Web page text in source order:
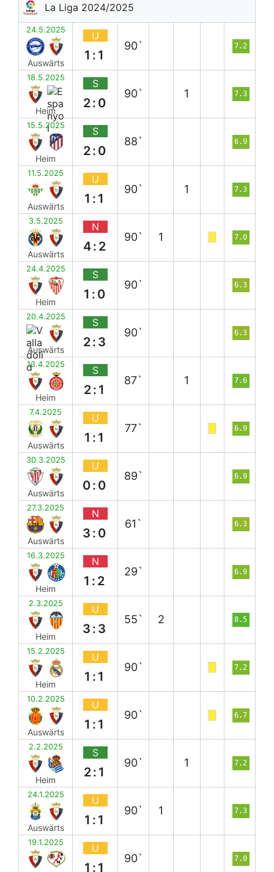
La Liga 2024/2025
24.5.2025
Auswärts
U
1:1
90` 7.2
18.5.2025
Heim
S
2:0
90` 1 7.3
15.5.2025
Heim
S
2:0
88` 6.9
11.5.2025
Auswärts
U
1:1
90` 1 7.3
3.5.2025
Auswärts
N
4:2
90` 1 7.0
24.4.2025
Heim
S
1:0
90` 6.3
20.4.2025
Auswärts
S
2:3
90` 6.3
13.4.2025
Heim
S
2:1
87` 1 7.6
7.4.2025
Auswärts
U
1:1
77` 6.9
30.3.2025
Auswärts
U
0:0
89` 6.9
27.3.2025
Auswärts
N
3:0
61` 6.3
16.3.2025
Heim
N
1:2
29` 6.9
2.3.2025
Heim
U
3:3
55` 2 8.5
15.2.2025
Heim
U
1:1
90` 7.2
10.2.2025
Auswärts
U
1:1
90` 6.7
2.2.2025
Heim
S
2:1
90` 1 7.2
24.1.2025
Auswärts
U
1:1
90` 1 7.3
19.1.2025 U
1:1
90` 7.0